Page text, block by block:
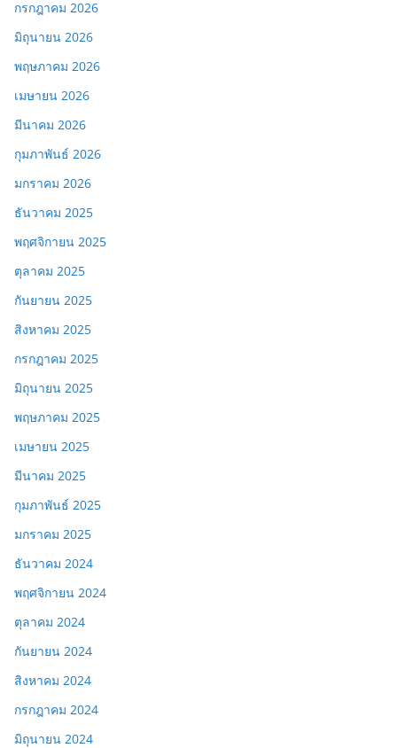
กรกฎาคม 2026
มิถุนายน 2026
พฤษภาคม 2026
เมษายน 2026
มีนาคม 2026
กุมภาพันธ์ 2026
มกราคม 2026
ธันวาคม 2025
พฤศจิกายน 2025
ตุลาคม 2025
กันยายน 2025
สิงหาคม 2025
กรกฎาคม 2025
มิถุนายน 2025
พฤษภาคม 2025
เมษายน 2025
มีนาคม 2025
กุมภาพันธ์ 2025
มกราคม 2025
ธันวาคม 2024
พฤศจิกายน 2024
ตุลาคม 2024
กันยายน 2024
สิงหาคม 2024
กรกฎาคม 2024
มิถุนายน 2024